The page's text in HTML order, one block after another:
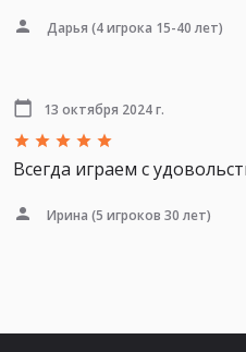
Дарья (4 игрока 15-40 лет)
13 октября 2024 г.
Всегда играем с
Ирина (5 игроков 30 лет)